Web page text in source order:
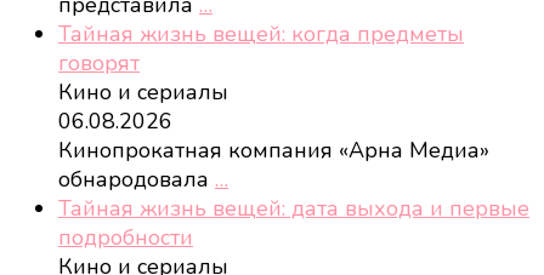
Тайная жизнь вещей: когда предметы
говорят
Кино и сериалы
06.08.2026
Кинопрокатная компания «Арна Медиа»
обнародовала …
Тайная жизнь вещей: дата выхода и первые
подробности
Кино и сериалы